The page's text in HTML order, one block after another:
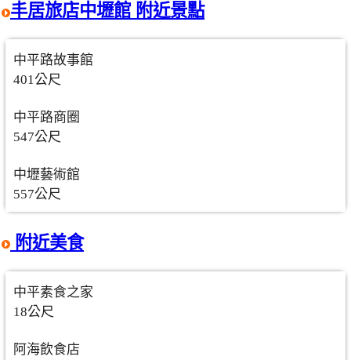
丰居旅店中壢館 附近景點
中平路故事館
401公尺
中平路商圈
547公尺
中壢藝術館
557公尺
附近美食
中平素食之家
18公尺
阿海飲食店